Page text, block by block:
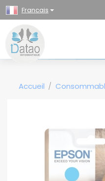
Francais
Accueil
Panneau de gestion des